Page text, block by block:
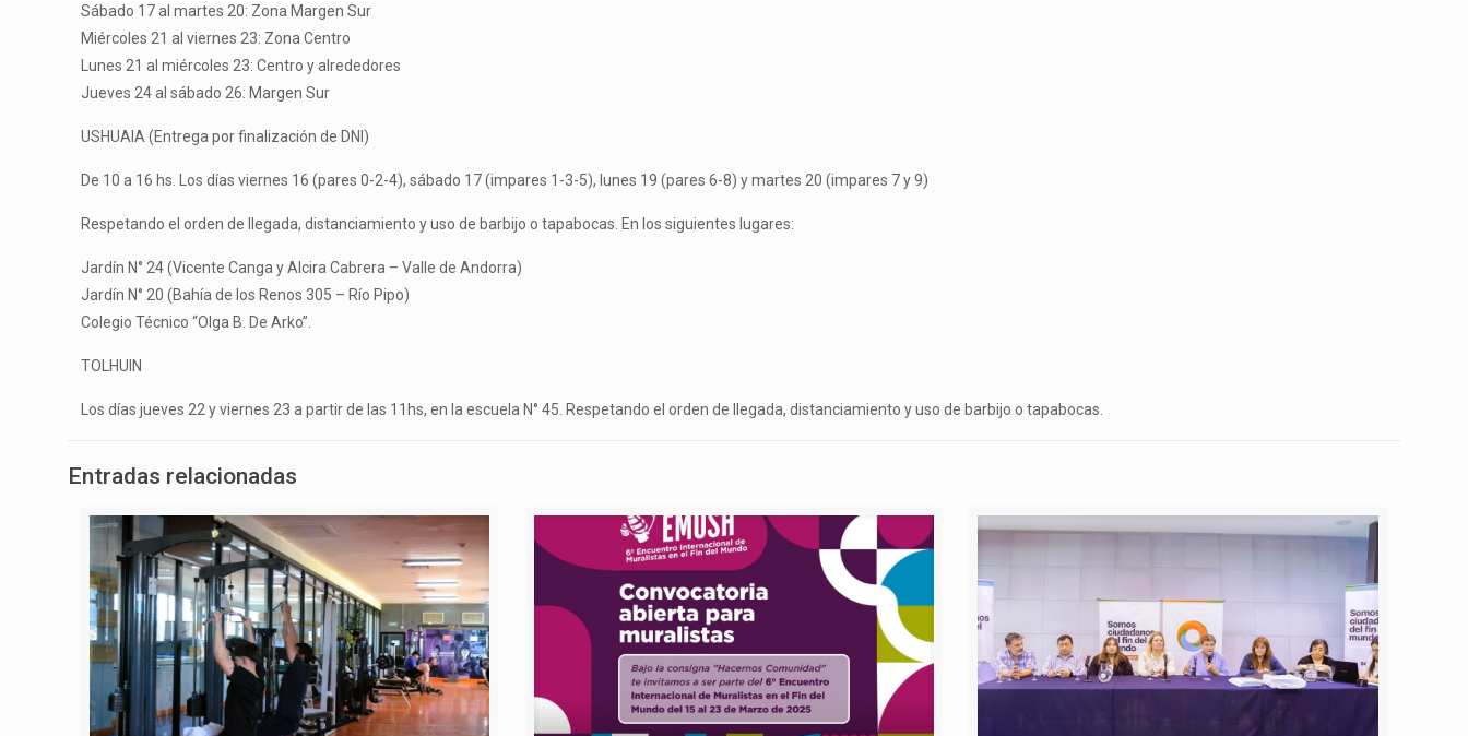
Sábado 17 al martes 20: Zona Margen Sur
Miércoles 21 al viernes 23: Zona Centro
Lunes 21 al miércoles 23: Centro y alrededores
Jueves 24 al sábado 26: Margen Sur
USHUAIA (Entrega por finalización de DNI)
De 10 a 16 hs. Los días viernes 16 (pares 0-2-4), sábado 17 (impares 1-3-5), lunes 19 (pares 6-8) y martes 20 (impares 7 y 9)
Respetando el orden de llegada, distanciamiento y uso de barbijo o tapabocas. En los siguientes lugares:
Jardín N° 24 (Vicente Canga y Alcira Cabrera – Valle de Andorra)
Jardín N° 20 (Bahía de los Renos 305 – Río Pipo)
Colegio Técnico “Olga B. De Arko”.
TOLHUIN
Los días jueves 22 y viernes 23 a partir de las 11hs, en la escuela N° 45. Respetando el orden de llegada, distanciamiento y uso de barbijo o tapabocas.
Entradas relacionadas